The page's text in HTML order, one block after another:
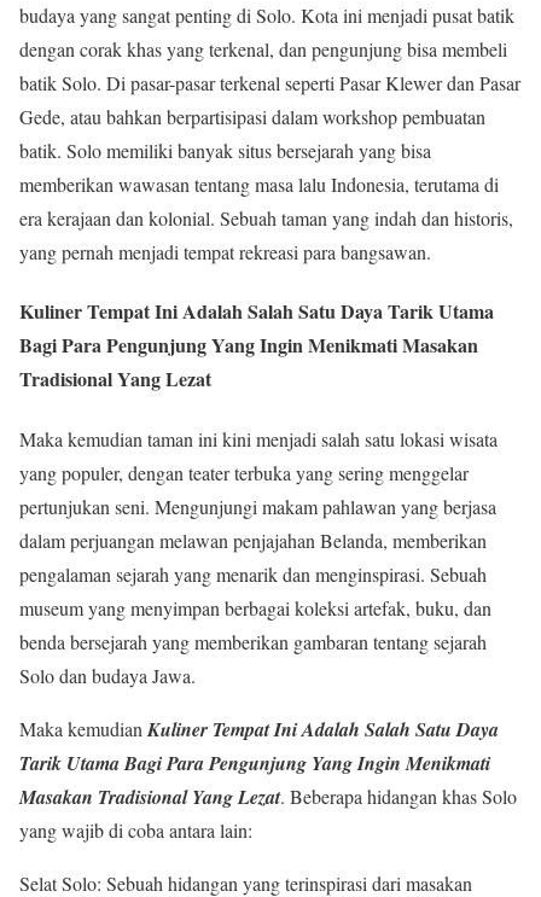
budaya yang sangat penting di Solo. Kota ini menjadi pusat batik
dengan corak khas yang terkenal, dan pengunjung bisa membeli
batik Solo. Di pasar-pasar terkenal seperti Pasar Klewer dan Pasar
Gede, atau bahkan berpartisipasi dalam workshop pembuatan
batik. Solo memiliki banyak situs bersejarah yang bisa
memberikan wawasan tentang masa lalu Indonesia, terutama di
era kerajaan dan kolonial. Sebuah taman yang indah dan historis,
yang pernah menjadi tempat rekreasi para bangsawan.
Kuliner Tempat Ini Adalah Salah Satu Daya Tarik Utama
Bagi Para Pengunjung Yang Ingin Menikmati Masakan
Tradisional Yang Lezat
Maka kemudian taman ini kini menjadi salah satu lokasi wisata
yang populer, dengan teater terbuka yang sering menggelar
pertunjukan seni. Mengunjungi makam pahlawan yang berjasa
dalam perjuangan melawan penjajahan Belanda, memberikan
pengalaman sejarah yang menarik dan menginspirasi. Sebuah
museum yang menyimpan berbagai koleksi artefak, buku, dan
benda bersejarah yang memberikan gambaran tentang sejarah
Solo dan budaya Jawa.
Maka kemudianKuliner Tempat Ini Adalah Salah Satu Daya
Tarik Utama Bagi Para Pengunjung Yang Ingin Menikmati
Masakan Tradisional Yang Lezat. Beberapa hidangan khas Solo
yang wajib di coba antara lain:
Selat Solo: Sebuah hidangan yang terinspirasi dari masakan